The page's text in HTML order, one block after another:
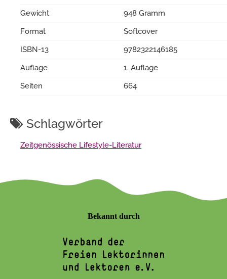
Gewicht
948 Gramm
Format
Softcover
ISBN-13
9782322146185
Auflage
1. Auflage
Seiten
664
Schlagwörter
Zeitgenössische Lifestyle-Literatur
Bekannt durch